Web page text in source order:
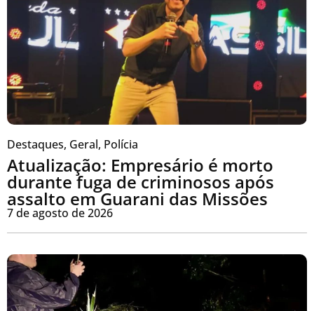
Destaques, Geral, Polícia
Atualização: Empresário é morto
durante fuga de criminosos após
assalto em Guarani das Missões
7 de agosto de 2026